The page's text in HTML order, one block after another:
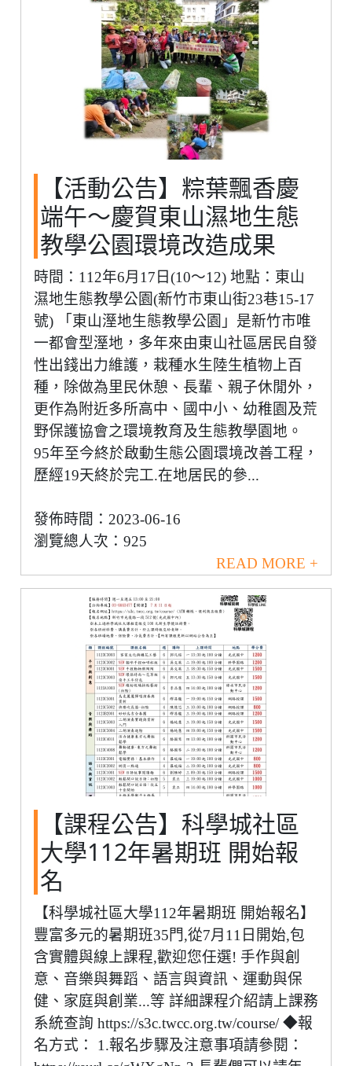
【活動公告】粽葉飄香慶
端午～慶賀東山濕地生態
教學公園環境改造成果
時間：112年6月17日(10～12) 地點：東山
濕地生態教學公園(新竹市東山街23巷15-17
號) 「東山溼地生態教學公園」是新竹市唯
一都會型溼地，多年來由東山社區居民自發
性出錢出力維護，栽種水生陸生植物上百
種，除做為里民休憩、長輩、親子休閒外，
更作為附近多所高中、國中小、幼稚園及荒
野保護協會之環境教育及生態教學園地。
95年至今終於啟動生態公園環境改善工程，
歷經19天終於完工.在地居民的參...
發佈時間：2023-06-16
瀏覽總人次：925
READ MORE +
【課程公告】科學城社區
大學112年暑期班 開始報
名
【科學城社區大學112年暑期班 開始報名】
豐富多元的暑期班35門,從7月11日開始,包
含實體與線上課程,歡迎您任選! 手作與創
意、音樂與舞蹈、語言與資訊、運動與保
健、家庭與創業...等 詳細課程介紹請上課務
系統查詢 https://s3c.twcc.org.tw/course/ ◆報
名方式： 1.報名步驟及注意事項請參閱：